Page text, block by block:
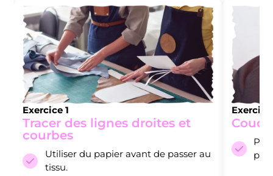
Exercice 1
Tracer des lignes droites et
courbes
Utiliser du papier avant de passer au
tissu.